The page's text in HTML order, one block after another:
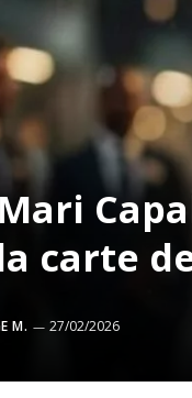
carte
M. 27/02/2026